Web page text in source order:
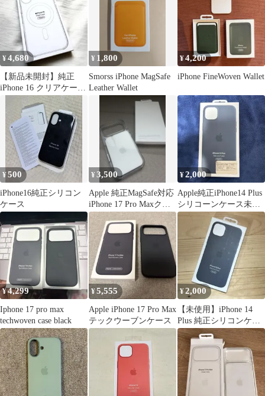
¥4,680
【新品未開封】純正
iPhone 16 クリアケース
¥ 1,800
Smorss iPhone MagSafe
Leather Wallet
¥4,200
iPhone FineWoven Wallet
¥500
iPhone16純正シリコン
ケース
¥3,500
Apple 純正MagSafe対応
iPhone 17 Pro Maxクリ
アケース
¥2,000
Apple純正iPhone14 Plus
シリコーンケース未開
封新品
¥4,299
Iphone 17 pro max
techwoven case black
¥5,555
Apple iPhone 17 Pro Max
テックウーブンケース
¥2,000
【未使用】iPhone 14
Plus 純正シリコンケー
ス ストームブルー